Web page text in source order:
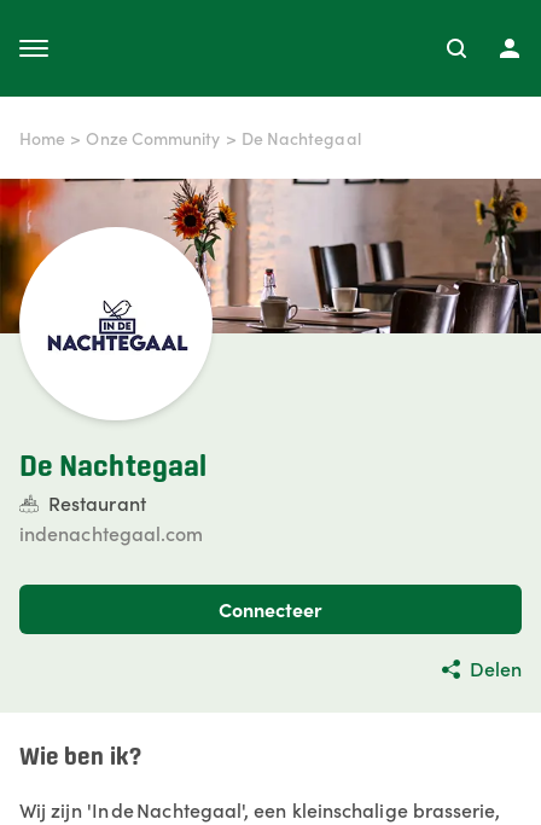
Home > Onze Community > De Nachtegaal
De Nachtegaal
Restaurant
indenachtegaal.com
Connecteer
Delen
Wie ben ik?
Wij zijn 'In de Nachtegaal', een kleinschalige brasserie,